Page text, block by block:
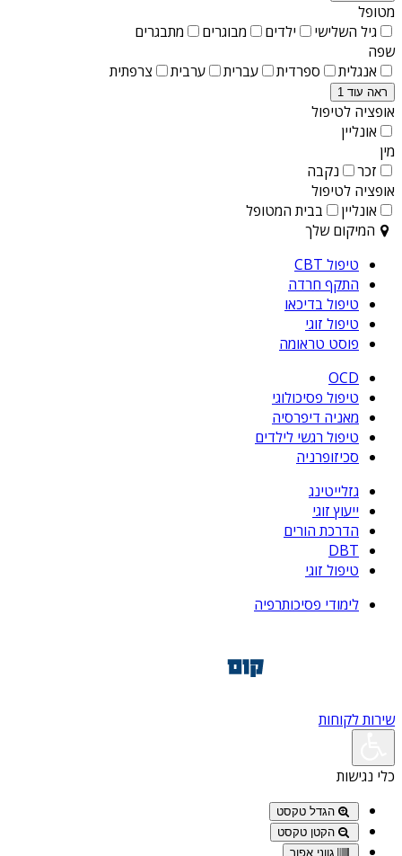
מטופל
גיל השלישי
ילדים מבוגרים
מתבגרים
שפה
אנגלית
ספרדית עברית ערבית צרפתית
ראה עוד 1
אופציה לטיפול
אונליין
מין
זכר
נקבה
אופציה לטיפול
אונליין
בבית המטופל
המיקום שלך
טיפול CBT
התקף חרדה
טיפול בדיכאו
טיפול זוגי
פוסט טראומה
OCD
טיפול פסיכולוגי
מאניה דיפרסיה
טיפול רגשי לילדים
סכיזופרניה
גזלייטינג
ייעוץ זוגי
הדרכת הורים
DBT
טיפול זוגי
לימודי פסיכותרפיה
שירות לקוחות
כלי נגישות
הגדל טקסט
הקטן טקסט
גווני אפור